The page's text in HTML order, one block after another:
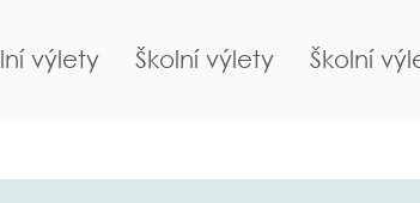
výlety Školní výlety Školní